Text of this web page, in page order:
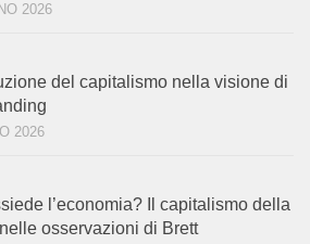
2026
del capitalismo nella visione di
2026
l’economia? Il capitalismo della
osservazioni di Brett